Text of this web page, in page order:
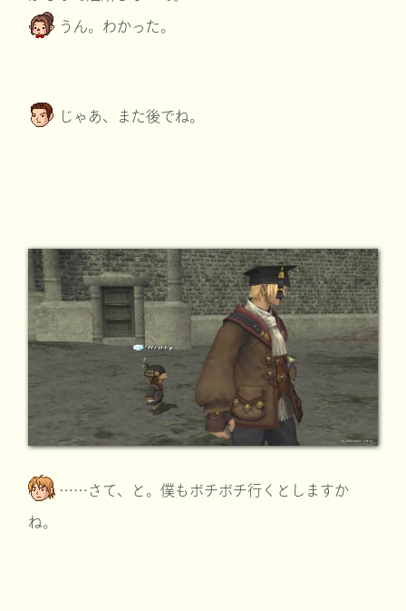
うん。わかった。
じゃあ、また後でね。
……さて、と。僕もボチボチ行くとしますか
ね。